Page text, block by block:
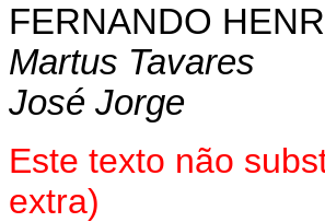
FERNANDO
Martus Tavares
José Jorge
Este texto não
extra)